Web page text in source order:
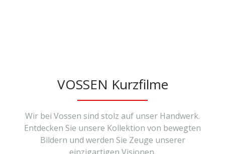
VOSSEN Kurzfilme
Wir bei Vossen sind stolz auf unser Handwerk.
Entdecken Sie unsere Kollektion von bewegten
Bildern und werden Sie Zeuge unserer